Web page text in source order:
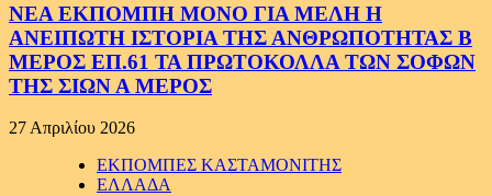
ΝΕΑ ΕΚΠΟΜΠΗ ΜΟΝΟ ΓΙΑ ΜΕΛΗ Η
ΑΝΕΙΠΩΤΗ ΙΣΤΟΡΙΑ ΤΗΣ ΑΝΘΡΩΠΟΤΗΤΑΣ Β
ΜΕΡΟΣ ΕΠ.61 ΤΑ ΠΡΩΤΟΚΟΛΛΑ ΤΩΝ ΣΟΦΩΝ
ΤΗΣ ΣΙΩΝ Α ΜΕΡΟΣ
27 Απριλίου 2026
ΕΚΠΟΜΠΕΣ ΚΑΣΤΑΜΟΝΙΤΗΣ
ΕΛΛΑΔΑ